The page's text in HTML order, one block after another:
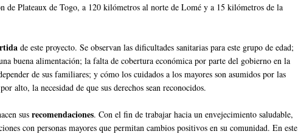
de Plateaux de Togo, a 120 kilómetros al norte de Lomé y a 15 kilómetros de la
de este proyecto. Se observan las dificultades sanitarias para este grupo de edad;
buena alimentación; la falta de cobertura económica por parte del gobierno en la
de sus familiares; y cómo los cuidados a los mayores son asumidos por las
alto, la necesidad de que sus derechos sean reconocidos.
sus recomendaciones. Con el fin de trabajar hacia un envejecimiento saludable,
con personas mayores que permitan cambios positivos en su comunidad. En este